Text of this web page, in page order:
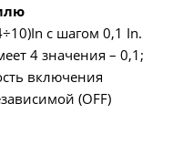
с шагом 0,1 In.
4 значения – 0,1;
включения
(OFF)